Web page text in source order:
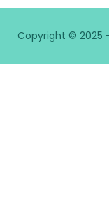
Copyright © 2025